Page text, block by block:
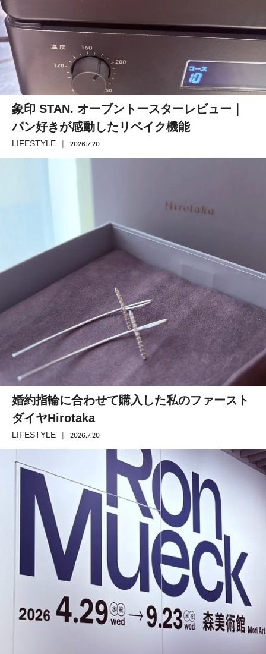
象印 STAN. オーブントースターレビュー｜
パン好きが感動したリベイク機能
LIFESTYLE 2026.7.20
婚約指輪に合わせて購入した私のファースト
ダイヤHirotaka
LIFESTYLE 2026.7.20